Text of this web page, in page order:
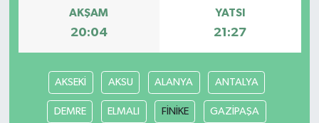
AKŞAM
20:04
YATSI
21:27
AKSEKİ AKSU ALANYA ANTALYA
DEMRE ELMALI FİNİKE GAZİPAŞA